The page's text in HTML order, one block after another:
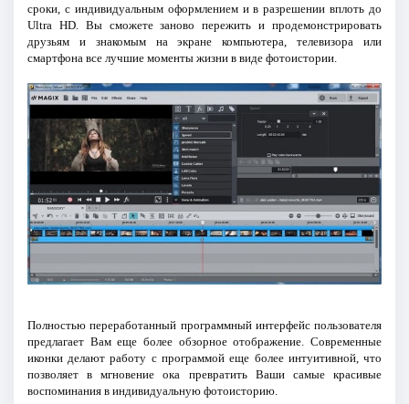
сроки, с индивидуальным оформлением и в разрешении вплоть до
Ultra HD. Вы сможете заново пережить и продемонстрировать
друзьям и знакомым на экране компьютера, телевизора или
смартфона все лучшие моменты жизни в виде фотоистории.
Полностью переработанный программный интерфейс пользователя
предлагает Вам еще более обзорное отображение. Современные
иконки делают работу с программой еще более интуитивной, что
позволяет в мгновение ока превратить Ваши самые красивые
воспоминания в индивидуальную фотоисторию.